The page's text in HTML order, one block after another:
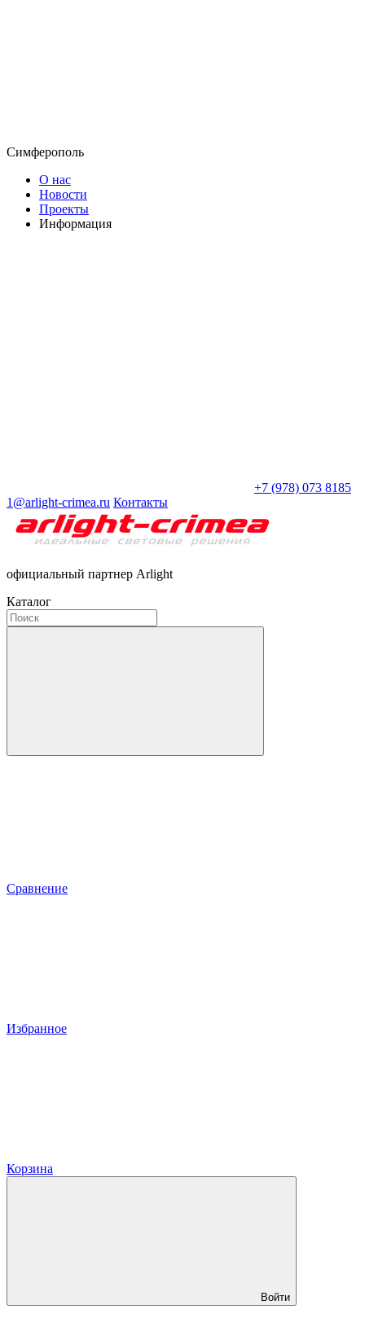
Симферополь
О нас
Новости
Проекты
Информация
+7 (978) 073 8185
1@arlight-crimea.ru Контакты
официальный партнер Arlight
Каталог
Сравнение
Избранное
Корзина
Войти